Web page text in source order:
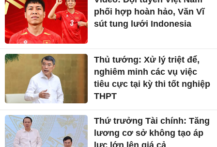
phối hợp hoàn hảo, Văn Vĩ
sút tung lưới Indonesia
Thủ tướng: Xử lý triệt để,
nghiêm minh các vụ việc
tiêu cực tại kỳ thi tốt nghiệp
THPT
Thứ trưởng Tài chính: Tăng
lương cơ sở không tạo áp
lực lớn lên giá cả